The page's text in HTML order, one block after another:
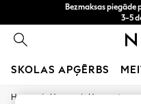
Bezmaksas piegāde
3-5
SKOLAS APĢĒRBS
Home / Home / Home-